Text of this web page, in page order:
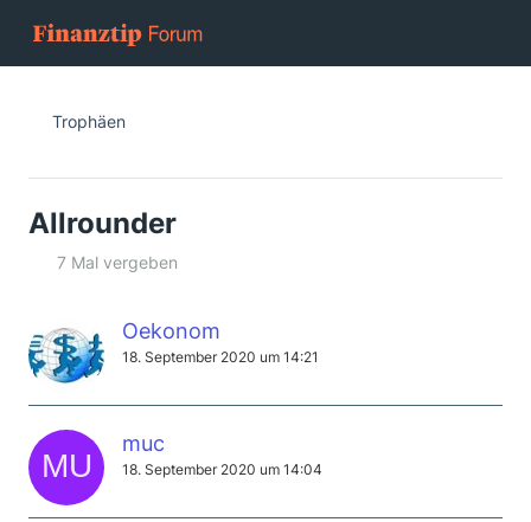
Trophäen
Allrounder
7 Mal vergeben
Oekonom
18. September 2020 um 14:21
muc
18. September 2020 um 14:04